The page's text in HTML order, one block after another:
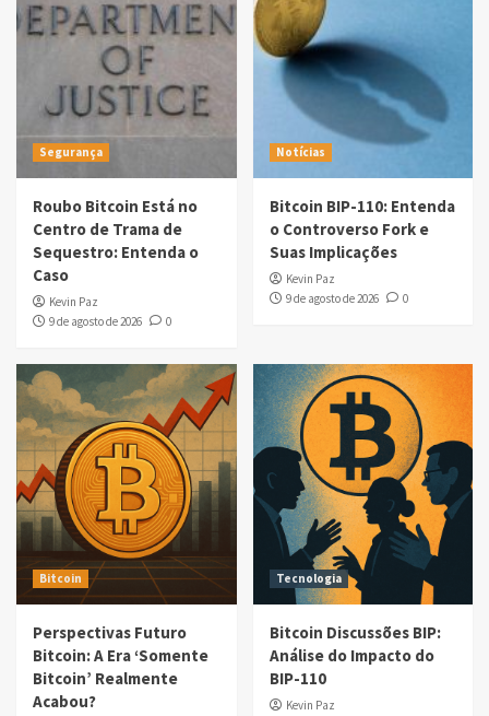
Segurança
Roubo Bitcoin Está no
Centro de Trama de
Sequestro: Entenda o
Caso
Kevin Paz
9 de agosto de 2026
0
Notícias
Bitcoin BIP-110: Entenda
o Controverso Fork e
Suas Implicações
Kevin Paz
9 de agosto de 2026
0
Bitcoin
Perspectivas Futuro
Bitcoin: A Era ‘Somente
Bitcoin’ Realmente
Acabou?
Tecnologia
Bitcoin Discussões BIP:
Análise do Impacto do
BIP-110
Kevin Paz